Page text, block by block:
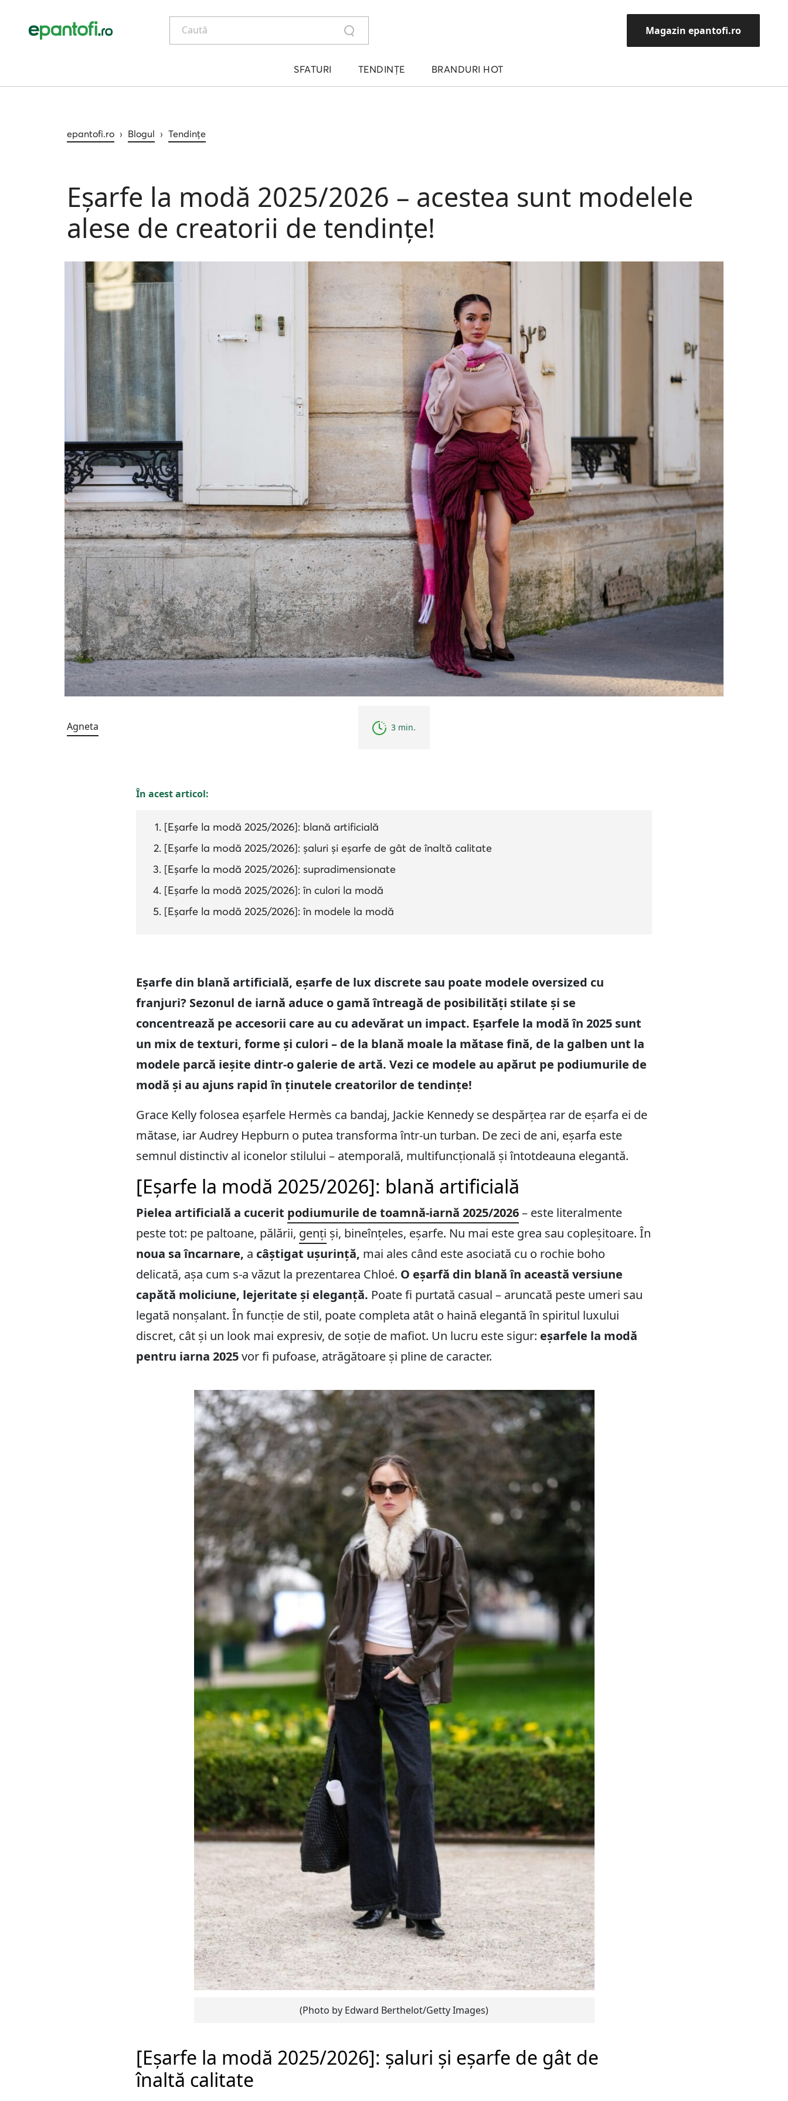
Caută Magazin epantofi.ro
SFATURI TENDINȚE BRANDURI HOT
epantofi.ro › Blogul › Tendințe
Eșarfe la modă 2025/2026 – acestea sunt modelele
alese de creatorii de tendințe!
Agneta 3 min.
În acest articol:
[Eșarfe la modă 2025/2026]: blană artificială
[Eșarfe la modă 2025/2026]: șaluri și eșarfe de gât de înaltă calitate
[Eșarfe la modă 2025/2026]: supradimensionate
[Eșarfe la modă 2025/2026]: în culori la modă
[Eșarfe la modă 2025/2026]: în modele la modă
Eșarfe din blană artificială, eșarfe de lux discrete sau poate modele oversized cu
franjuri? Sezonul de iarnă aduce o gamă întreagă de posibilități stilate și se
concentrează pe accesorii care au cu adevărat un impact. Eșarfele la modă în 2025 sunt
un mix de texturi, forme și culori – de la blană moale la mătase fină, de la galben unt la
modele parcă ieșite dintr-o galerie de artă. Vezi ce modele au apărut pe podiumurile de
modă și au ajuns rapid în ținutele creatorilor de tendințe!
Grace Kelly folosea eșarfele Hermès ca bandaj, Jackie Kennedy se despărțea rar de eșarfa ei de
mătase, iar Audrey Hepburn o putea transforma într-un turban. De zeci de ani, eșarfa este
semnul distinctiv al iconelor stilului – atemporală, multifuncțională și întotdeauna elegantă.
[Eșarfe la modă 2025/2026]: blană artificială
Pielea artificială a cucerit podiumurile de toamnă-iarnă 2025/2026– este literalmente
peste tot: pe paltoane, pălării, genți și, bineînțeles, eșarfe. Nu mai este grea sau copleșitoare. În
noua sa încarnare, a câștigat ușurință, mai ales când este asociată cu o rochie boho
delicată, așa cum s-a văzut la prezentarea Chloé. O eșarfă din blană în această versiune
capătă moliciune, lejeritate și eleganță. Poate fi purtată casual – aruncată peste umeri sau
legată nonșalant. În funcție de stil, poate completa atât o haină elegantă în spiritul luxului
discret, cât și un look mai expresiv, de soție de mafiot. Un lucru este sigur: eșarfele la modă
pentru iarna 2025vor fi pufoase, atrăgătoare și pline de caracter.
(Photo by Edward Berthelot/Getty Images)
[Eșarfe la modă 2025/2026]: șaluri și eșarfe de gât de
înaltă calitate